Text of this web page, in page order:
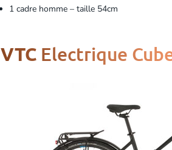
1 cadre homme – taille 54cm
VTC Electrique